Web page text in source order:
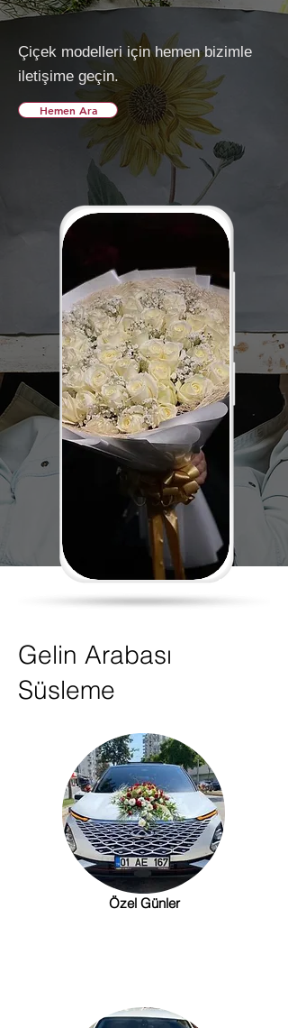
Çiçek modelleri için hemen bizimle
iletişime geçin.
Hemen Ara
Gelin Arabası
Süsleme
Özel Günler